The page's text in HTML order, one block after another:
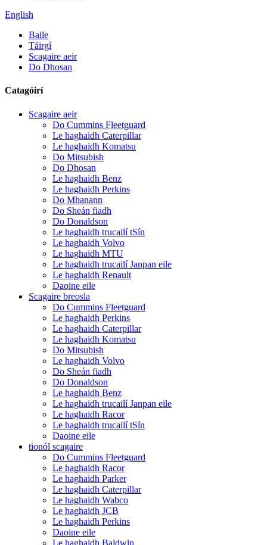
English
Baile
Táirgí
Scagaire aeir
Do Dhosan
Catagóirí
Scagaire aeir
Do Cummins Fleetguard
Le haghaidh Caterpillar
Le haghaidh Komatsu
Do Mitsubish
Do Dhosan
Le haghaidh Benz
Le haghaidh Perkins
Do Mhanann
Do Sheán fiadh
Do Donaldson
Le haghaidh trucailí tSín
Le haghaidh Volvo
Le haghaidh MTU
Le haghaidh trucailí Janpan eile
Le haghaidh Renault
Daoine eile
Scagaire breosla
Do Cummins Fleetguard
Le haghaidh Perkins
Le haghaidh Caterpillar
Le haghaidh Komatsu
Do Mitsubish
Le haghaidh Volvo
Do Sheán fiadh
Do Donaldson
Le haghaidh Benz
Le haghaidh trucailí Janpan eile
Le haghaidh Racor
Le haghaidh trucailí tSín
Daoine eile
tionól scagaire
Do Cummins Fleetguard
Le haghaidh Racor
Le haghaidh Parker
Le haghaidh Caterpillar
Le haghaidh Wabco
Le haghaidh JCB
Le haghaidh Perkins
Daoine eile
Le haghaidh Baldwin